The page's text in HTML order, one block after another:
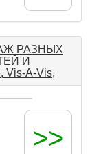
РАЗНЫХ
И
Vis-A-Vis,
Artu,
>>